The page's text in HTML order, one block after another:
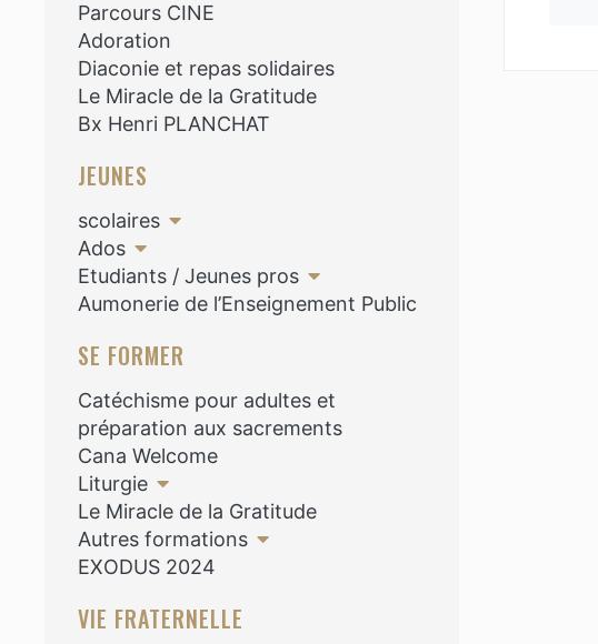
Parcours CINE
Adoration
Diaconie et repas solidaires
Le Miracle de la Gratitude
Bx Henri PLANCHAT
JEUNES
scolaires
Ados
Etudiants / Jeunes pros
Aumonerie de l’Enseignement Public
SE FORMER
Catéchisme pour adultes et
préparation aux sacrements
Cana Welcome
Liturgie
Le Miracle de la Gratitude
Autres formations
EXODUS 2024
VIE FRATERNELLE